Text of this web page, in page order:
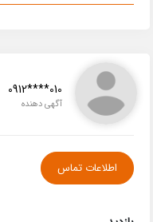
0912****010
آگهی دهنده
اطلاعات تماس